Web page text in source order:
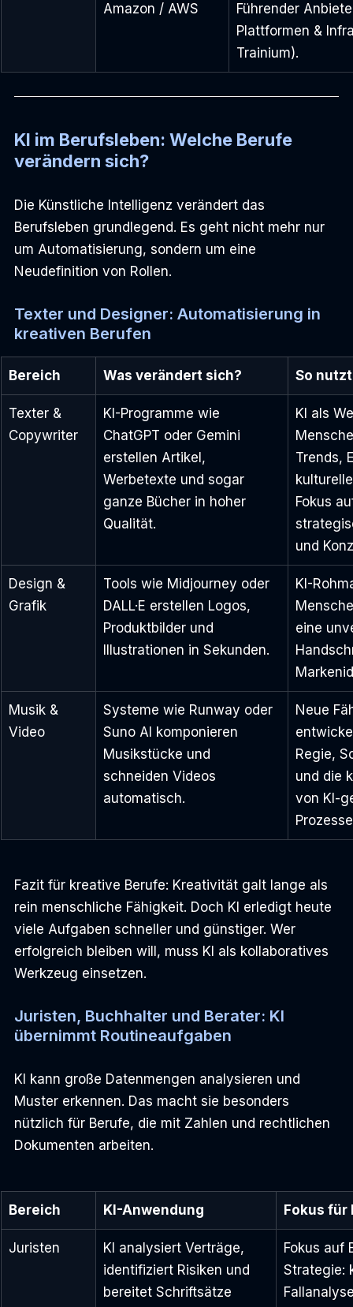
Amazon / AWS
Führender
Plattformen &
Trainium).
KI im Berufsleben: Welche Berufe
verändern sich?
Die Künstliche Intelligenz verändert das
Berufsleben grundlegend. Es geht nicht mehr nur
um Automatisierung, sondern um eine
Neudefinition von Rollen.
Texter und Designer: Automatisierung in
kreativen Berufen
Bereich Was verändert sich? So
Texter &
Copywriter
KI-Programme wie
ChatGPT oder Gemini
erstellen Artikel,
Werbetexte und sogar
ganze Bücher in hoher
Qualität.
KI als
Trends,
Fokus
und
Design &
Grafik
Tools wie Midjourney oder
DALL·E erstellen Logos,
Produktbilder und
Illustrationen in Sekunden.
KI-
eine
Musik &
Video
Systeme wie Runway oder
Suno AI komponieren
Musikstücke und
schneiden Videos
automatisch.
Neue
Regie,
und die
von KI-
Fazit für kreative Berufe: Kreativität galt lange als
rein menschliche Fähigkeit. Doch KI erledigt heute
viele Aufgaben schneller und günstiger. Wer
erfolgreich bleiben will, muss KI als kollaboratives
Werkzeug einsetzen.
Juristen, Buchhalter und Berater: KI
übernimmt Routineaufgaben
KI kann große Datenmengen analysieren und
Muster erkennen. Das macht sie besonders
nützlich für Berufe, die mit Zahlen und rechtlichen
Dokumenten arbeiten.
Bereich KI-Anwendung Fokus für
Juristen
KI analysiert Verträge,
identifiziert Risiken und
bereitet Schriftsätze
Fokus auf
Strategie: